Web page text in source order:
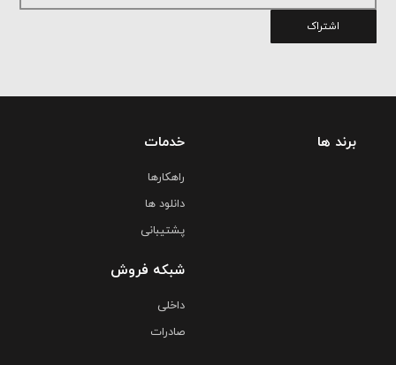
اشتراک
برند ها خدمات
راهکارها
دانلود ها
پشتیبانی
شبکه فروش
داخلی
صادرات